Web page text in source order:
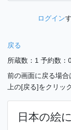
ログイン
戻る
所蔵数：1 予約数：
前の画面に戻る場
上の[戻る]をクリッ
日本の絵